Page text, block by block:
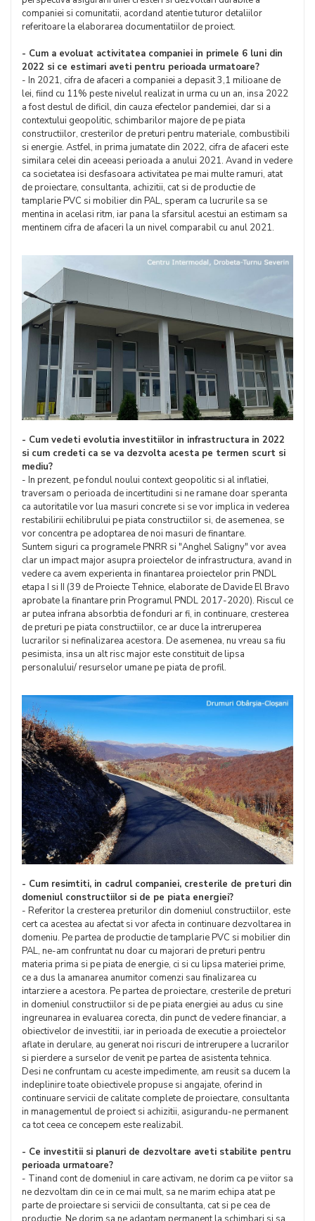
companiei si comunitatii, acordand atentie tuturor detaliilor
referitoare la elaborarea documentatiilor de proiect.
- Cum a evoluat activitatea companiei in primele 6 luni din
2022 si ce estimari aveti pentru perioada urmatoare?
- In 2021, cifra de afaceri a companiei a depasit 3,1 milioane de
lei, fiind cu 11% peste nivelul realizat in urma cu un an, insa 2022
a fost destul de dificil, din cauza efectelor pandemiei, dar si a
contextului geopolitic, schimbarilor majore de pe piata
constructiilor, cresterilor de preturi pentru materiale, combustibili
si energie. Astfel, in prima jumatate din 2022, cifra de afaceri este
similara celei din aceeasi perioada a anului 2021. Avand in vedere
ca societatea isi desfasoara activitatea pe mai multe ramuri, atat
de proiectare, consultanta, achizitii, cat si de productie de
tamplarie PVC si mobilier din PAL, speram ca lucrurile sa se
mentina in acelasi ritm, iar pana la sfarsitul acestui an estimam sa
mentinem cifra de afaceri la un nivel comparabil cu anul 2021.
- Cum vedeti evolutia investitiilor in infrastructura in 2022
si cum credeti ca se va dezvolta acesta pe termen scurt si
mediu?
- In prezent, pe fondul noului context geopolitic si al inflatiei,
traversam o perioada de incertitudini si ne ramane doar speranta
ca autoritatile vor lua masuri concrete si se vor implica in vederea
restabilirii echilibrului pe piata constructiilor si, de asemenea, se
vor concentra pe adoptarea de noi masuri de finantare.
Suntem siguri ca programele PNRR si "Anghel Saligny" vor avea
clar un impact major asupra proiectelor de infrastructura, avand in
vedere ca avem experienta in finantarea proiectelor prin PNDL
etapa I si II (39 de Proiecte Tehnice, elaborate de Davide El Bravo
aprobate la finantare prin Programul PNDL 2017-2020). Riscul ce
ar putea infrana absorbtia de fonduri ar fi, in continuare, cresterea
de preturi pe piata constructiilor, ce ar duce la intreruperea
lucrarilor si nefinalizarea acestora. De asemenea, nu vreau sa fiu
pesimista, insa un alt risc major este constituit de lipsa
personalului/ resurselor umane pe piata de profil.
- Cum resimtiti, in cadrul companiei, cresterile de preturi din
domeniul constructiilor si de pe piata energiei?
- Referitor la cresterea preturilor din domeniul constructiilor, este
cert ca acestea au afectat si vor afecta in continuare dezvoltarea in
domeniu. Pe partea de productie de tamplarie PVC si mobilier din
PAL, ne-am confruntat nu doar cu majorari de preturi pentru
materia prima si pe piata de energie, ci si cu lipsa materiei prime,
ce a dus la amanarea anumitor comenzi sau finalizarea cu
intarziere a acestora. Pe partea de proiectare, cresterile de preturi
in domeniul constructiilor si de pe piata energiei au adus cu sine
ingreunarea in evaluarea corecta, din punct de vedere financiar, a
obiectivelor de investitii, iar in perioada de executie a proiectelor
aflate in derulare, au generat noi riscuri de intrerupere a lucrarilor
si pierdere a surselor de venit pe partea de asistenta tehnica.
Desi ne confruntam cu aceste impedimente, am reusit sa ducem la
indeplinire toate obiectivele propuse si angajate, oferind in
continuare servicii de calitate complete de proiectare, consultanta
in managementul de proiect si achizitii, asigurandu-ne permanent
ca tot ceea ce concepem este realizabil.
- Ce investitii si planuri de dezvoltare aveti stabilite pentru
perioada urmatoare?
- Tinand cont de domeniul in care activam, ne dorim ca pe viitor sa
ne dezvoltam din ce in ce mai mult, sa ne marim echipa atat pe
parte de proiectare si servicii de consultanta, cat si pe cea de